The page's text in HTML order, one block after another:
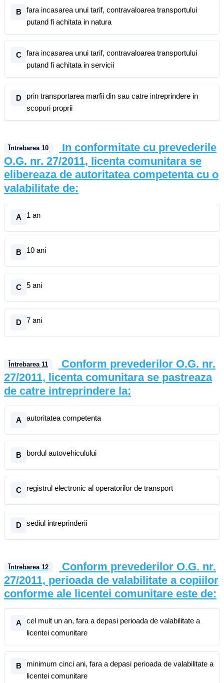
B
fara incasarea unui tarif, contravaloarea transportului
putand fi achitata in natura
C
fara incasarea unui tarif, contravaloarea transportului
putand fi achitata in servicii
D
prin transportarea marfii din sau catre intreprindere in
scopuri proprii
Întrebarea 10
In conformitate cu prevederile
O.G. nr. 27/2011, licenta comunitara se
elibereaza de autoritatea competenta cu o
valabilitate de:
A 1 an
B 10 ani
C 5 ani
D 7 ani
Întrebarea 11
Conform prevederilor O.G. nr.
27/2011, licenta comunitara se pastreaza
de catre intreprindere la:
A autoritatea competenta
B bordul autovehiculului
C registrul electronic al operatorilor de transport
D sediul intreprinderii
Întrebarea 12
Conform prevederilor O.G. nr.
27/2011, perioada de valabilitate a copiilor
conforme ale licentei comunitare este de:
A
cel mult un an, fara a depasi perioada de valabilitate a
licentei comunitare
B
minimum cinci ani, fara a depasi perioada de valabilitate a
licentei comunitare